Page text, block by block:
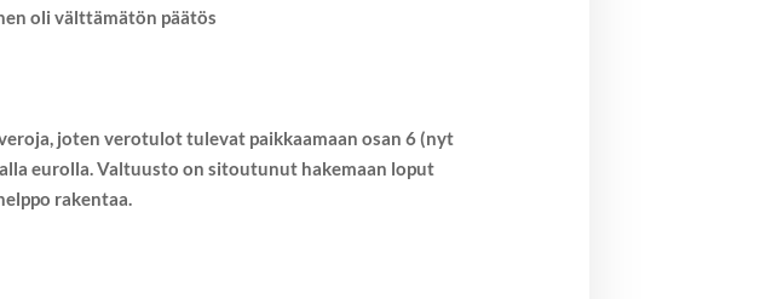
oli välttämätön päätös
joten verotulot tulevat paikkaamaan osan 6 (nyt
eurolla. Valtuusto on sitoutunut hakemaan loput
rakentaa.